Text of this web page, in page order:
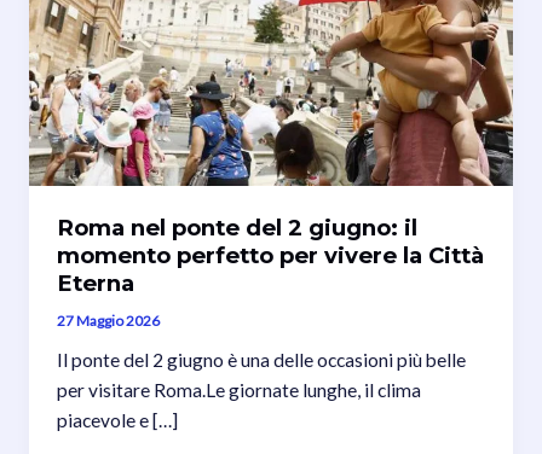
Roma nel ponte del 2 giugno: il
momento perfetto per vivere la Città
Eterna
27 Maggio 2026
Il ponte del 2 giugno è una delle occasioni più belle
per visitare Roma.Le giornate lunghe, il clima
piacevole e […]